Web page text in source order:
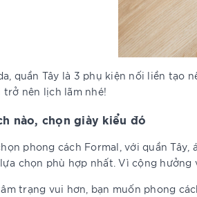
quần Tây là 3 phụ kiện nối liền
nên lịch lãm nhé!
nào, chọn giày kiểu đó
phong cách Formal, với quần
chọn phù hợp nhất. Vì cộng
trạng vui hơn, bạn muốn phong